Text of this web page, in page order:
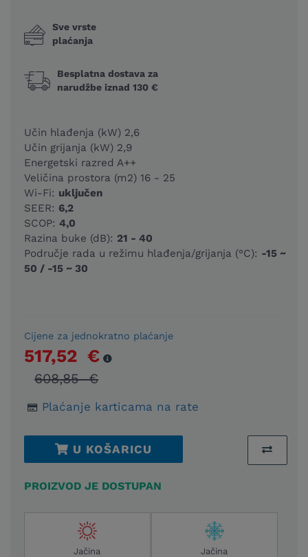
Sve vrste
plaćanja
Besplatna dostava za
narudžbe iznad 130 €
Učin hlađenja (kW) 2,6
Učin grijanja (kW) 2,9
Energetski razred A++
Veličina prostora (m2) 16 - 25
Wi-Fi: uključen
SEER: 6,2
SCOP: 4,0
Razina buke (dB): 21 - 40
Područje rada u režimu hlađenja/grijanja (°C): -15 ~
50 / -15 ~ 30
Cijene za jednokratno plaćanje
517,52 €
608,85 €
Plaćanje karticama na rate
U KOŠARICU
PROIZVOD JE DOSTUPAN
Jačina
Jačina